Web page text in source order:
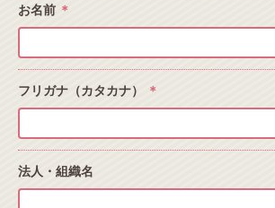
お名前 ＊
フリガナ（カタカナ） ＊
法人・組織名